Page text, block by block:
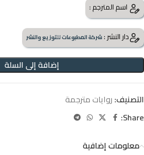
اسم المترجم :
دار النشر :شركة المطبوعات للتوزيع والنشر
إضافة إلى السلة
التصنيف: روايات مترجمة
Share:
معلومات إضافية